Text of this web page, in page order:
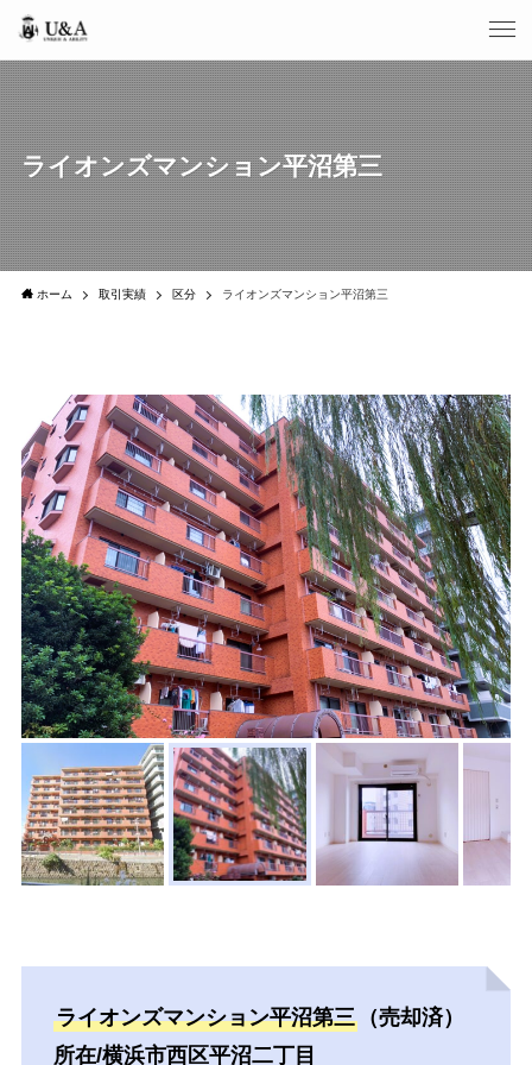
ライオンズマンション平沼第三
ホーム 取引実績 区分 ライオンズマンション平沼第三
ライオンズマンション平沼第三（売却済）
所在/横浜市西区平沼二丁目